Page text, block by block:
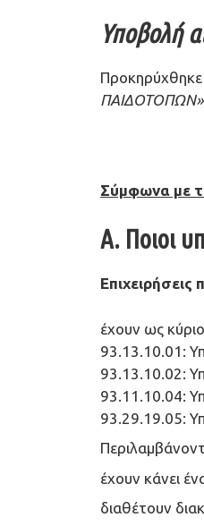
Υποβολή
ΠΑΙΔΟΤΟΠΩΝ»
Σύμφωνα με
Α. Ποιοι
Επιχειρήσεις
έχουν ως
93.13.10.01:
93.13.10.02:
93.11.10.04:
93.29.19.05:
έχουν κάνει
διαθέτουν